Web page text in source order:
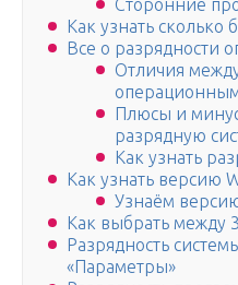
Сторонние
Как узнать сколько
Все о разрядности
Отличия
Плюсы и
разрядную
Как узнать
Как узнать версию
Узнаём
Как выбрать между
Разрядность
«Параметры»